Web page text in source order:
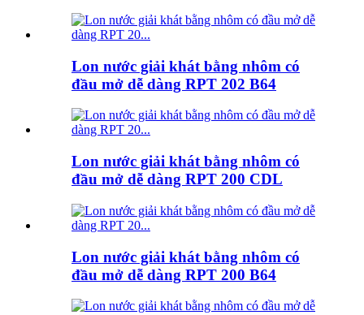
Lon nước giải khát bằng nhôm có
đầu mở dễ dàng RPT 202 B64
Lon nước giải khát bằng nhôm có
đầu mở dễ dàng RPT 200 CDL
Lon nước giải khát bằng nhôm có
đầu mở dễ dàng RPT 200 B64